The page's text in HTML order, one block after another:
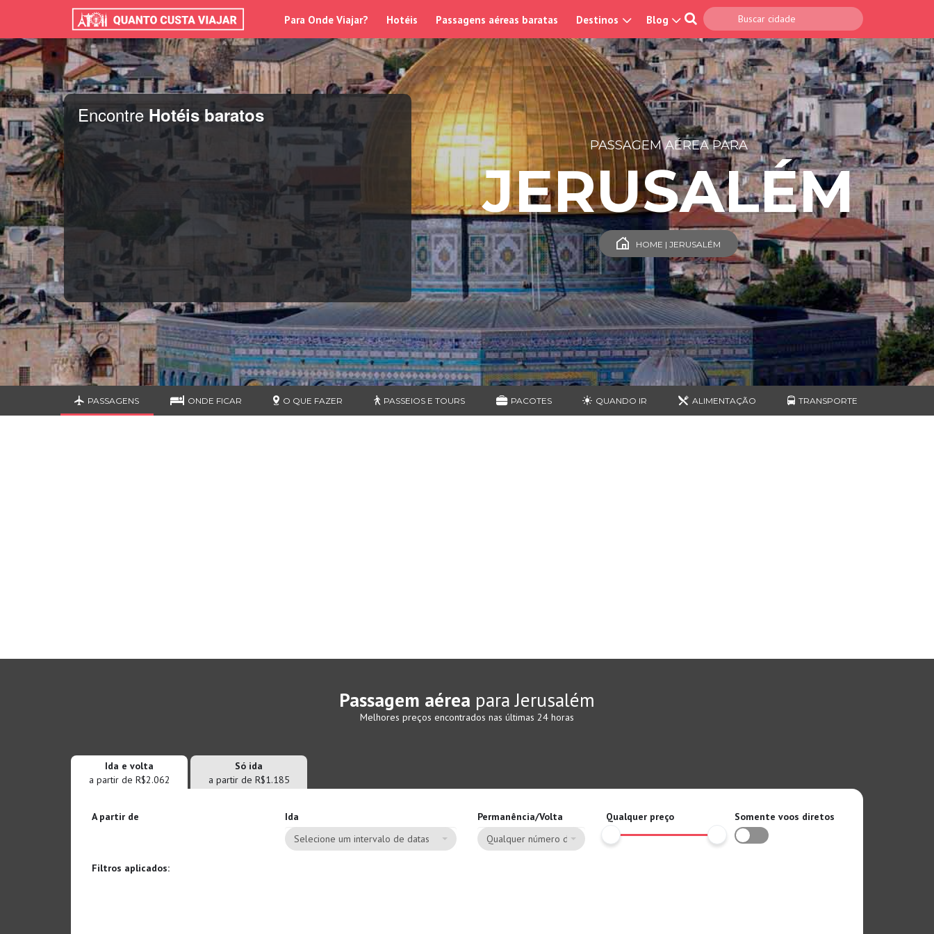
Para Onde Viajar? Hotéis Passagens aéreas baratas Destinos Blog
Encontre Hotéis baratos
PASSAGEM AÉREA PARA
JERUSALÉM
HOME | JERUSALÉM
PASSAGENS ONDE FICAR O QUE FAZER PASSEIOS E TOURS PACOTES QUANDO IR ALIMENTAÇÃO TRANSPORTE
Passagem aérea para Jerusalém
Melhores preços encontrados nas últimas 24 horas
Ida e volta
a partir de R$2.062
Só ida
a partir de R$1.185
A partir de Ida Permanência/Volta Qualquer preço
Somente voos diretos
Selecione um intervalo de datas
Qualquer número de dias
Filtros aplicados: